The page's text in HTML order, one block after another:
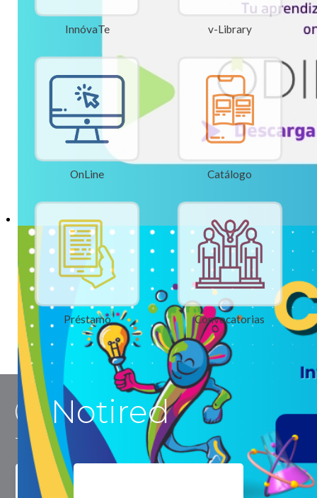
InnóvaTe v-Library
OnLine Catálogo
Préstamo Convocatorias
Notired